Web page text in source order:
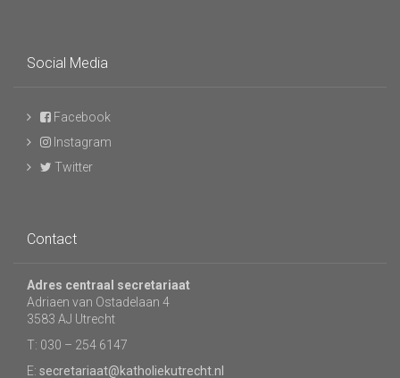
Social Media
Facebook
Instagram
Twitter
Contact
Adres centraal secretariaat
Adriaen van Ostadelaan 4
3583 AJ Utrecht
T: 030 – 254 6147
E: secretariaat@katholiekutrecht.nl